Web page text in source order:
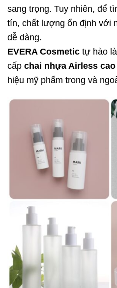
sang trọng. Tuy nhiên, để
tín, chất lượng ổn định với
dễ dàng.
EVERA Cosmetic tự hào
cấp chai nhựa Airless
hiệu mỹ phẩm trong và